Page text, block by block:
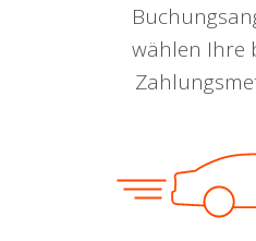
wählen Ihre